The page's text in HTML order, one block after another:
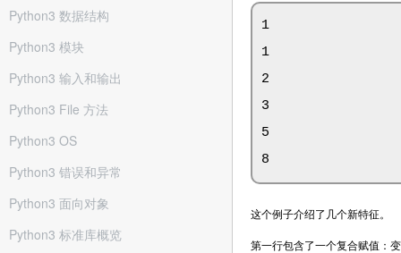
Python3 数据结构
Python3 模块
Python3 输入和输出
Python3 File 方法
Python3 OS
Python3 错误和异常
Python3 面向对象
Python3 标准库概览
1
1
2
3
5
8
这个例子介绍了几个新特征。
第一行包含了一个复合赋值：